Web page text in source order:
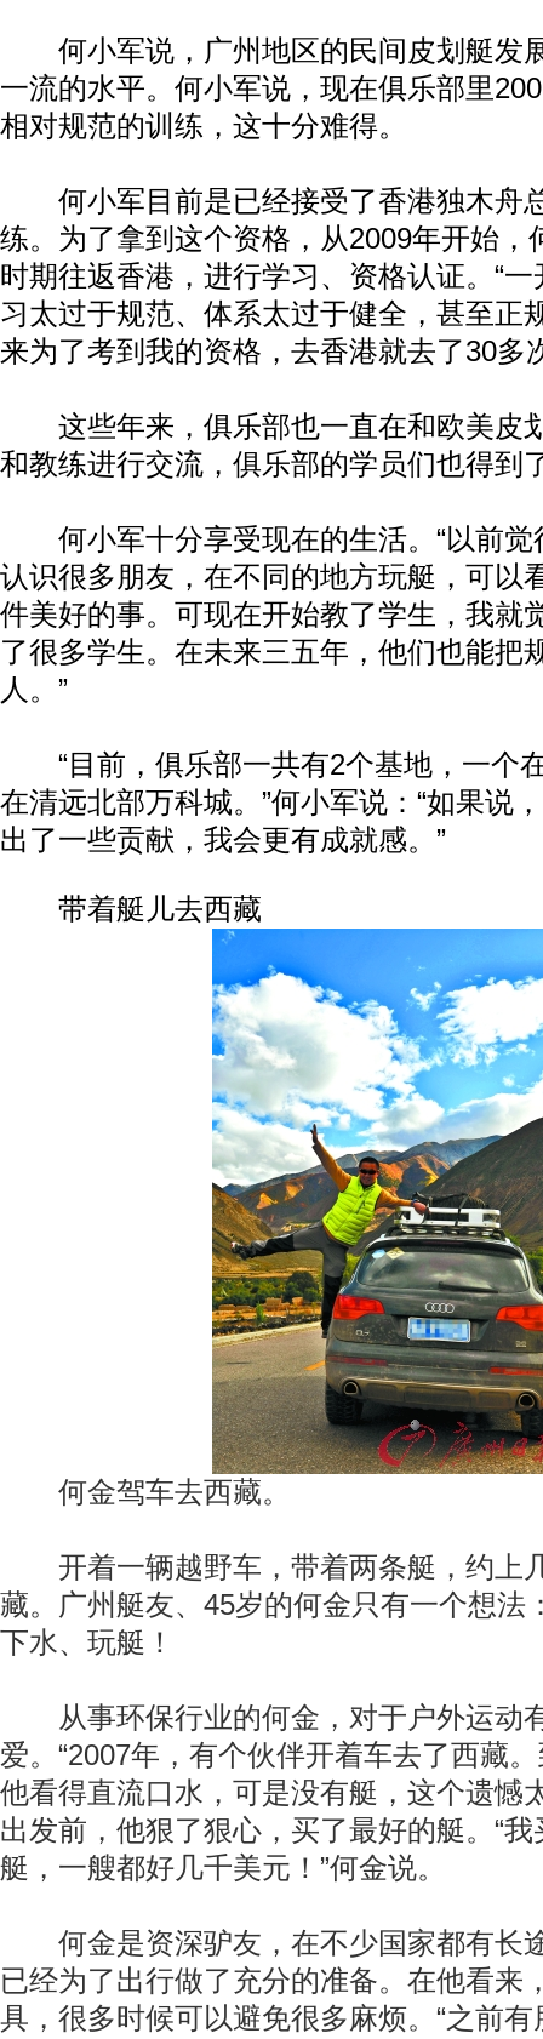
何小军说，广州地区的民间皮划艇发
一流的水平。何小军说，现在俱乐部里
相对规范的训练，这十分难得。
何小军目前是已经接受了香港独木舟
练。为了拿到这个资格，从2009年开始，
时期往返香港，进行学习、资格认证。“
习太过于规范、体系太过于健全，甚至正
来为了考到我的资格，去香港就去了30多
这些年来，俱乐部也一直在和欧美皮
和教练进行交流，俱乐部的学员们也得到
何小军十分享受现在的生活。“以前觉
认识很多朋友，在不同的地方玩艇，可以
件美好的事。可现在开始教了学生，我就
了很多学生。在未来三五年，他们也能把
人。”
“目前，俱乐部一共有2个基地，一个
在清远北部万科城。”何小军说：“如果说
出了一些贡献，我会更有成就感。”
带着艇儿去西藏
何金驾车去西藏。
开着一辆越野车，带着两条艇，约上
藏。广州艇友、45岁的何金只有一个想法
下水、玩艇！
从事环保行业的何金，对于户外运动
爱。“2007年，有个伙伴开着车去了西藏
他看得直流口水，可是没有艇，这个遗憾
出发前，他狠了狠心，买了最好的艇。“
艇，一艘都好几千美元！”何金说。
何金是资深驴友，在不少国家都有长
已经为了出行做了充分的准备。在他看来
具，很多时候可以避免很多麻烦。“之前